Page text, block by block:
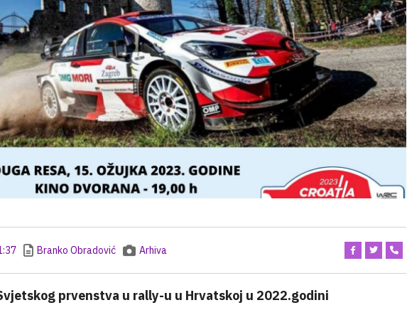
Branko Obradović Arhiva
prvenstva u rally-u u Hrvatskoj u 2022.godini